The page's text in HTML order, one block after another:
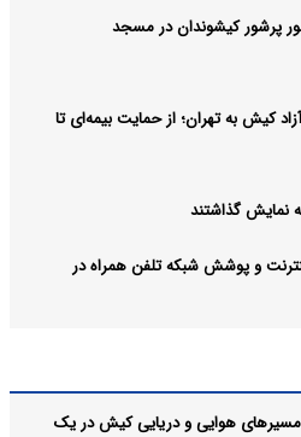
پرشور کیشوندان در مسجد
کیش به تهران؛ از حمایت بیمه‌ای تا
نمایش گذاشتند
و پوشش شبکه تلفن همراه در
هزار مسافر از مسیرهای هوایی و دریایی کیش در یک